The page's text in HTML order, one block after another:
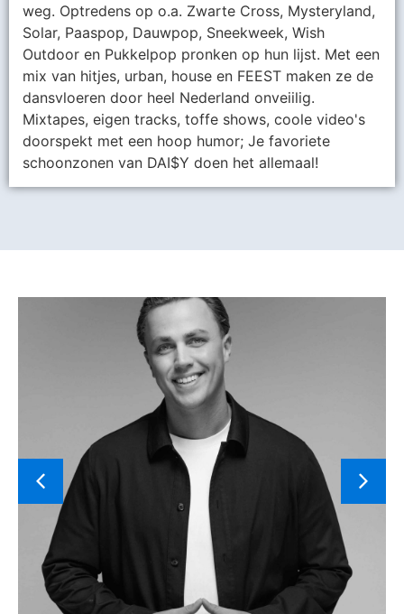
weg. Optredens op o.a. Zwarte Cross, Mysteryland,
Solar, Paaspop, Dauwpop, Sneekweek, Wish
Outdoor en Pukkelpop pronken op hun lijst. Met een
mix van hitjes, urban, house en FEEST maken ze de
dansvloeren door heel Nederland onveiilig.
Mixtapes, eigen tracks, toffe shows, coole video's
doorspekt met een hoop humor; Je favoriete
schoonzonen van DAI$Y doen het allemaal!